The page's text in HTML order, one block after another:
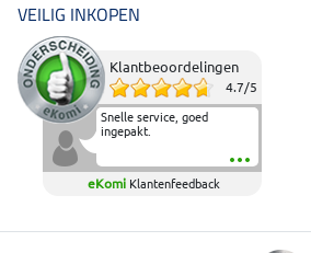
VEILIG INKOPEN
Klantbeoordelingen
4.7/5
Snelle service, goed
ingepakt.
eKomi Klantenfeedback